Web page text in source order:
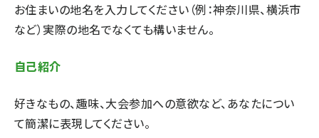
お住まいの地名を入力してください（例：神奈川県、横浜市
など）実際の地名でなくても構いません。
自己紹介
好きなもの、趣味、大会参加への意欲など、あなたについ
て簡潔に表現してください。